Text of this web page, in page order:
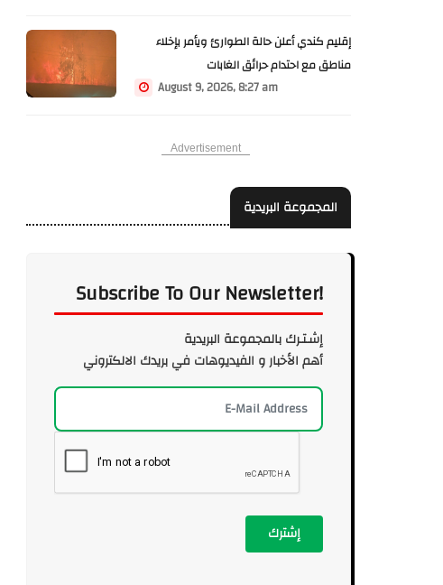
إقليم كندي أعلن حالة الطوارئ ويأمر بإخلاء
مناطق مع احتدام حرائق الغابات
August 9, 2026, 8:27 am
Advertisement
المجموعة البريدية
Subscribe To Our Newsletter!
إشـتـرك بالمجموعة البريدية
أهم الأخبار و الفيديوهات في بريدك الالكتروني
إشترك